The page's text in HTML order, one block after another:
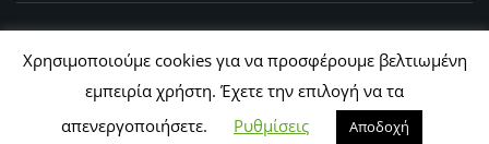
© 2011 - 2022, Ε.Λ.Φ.Ε.Ε. Ρόδου
Χρησιμοποιούμε cookies για να προσφέρουμε βελτιωμένη
εμπειρία χρήστη. Έχετε την επιλογή να τα
απενεργοποιήσετε.
Ρυθμίσεις Αποδοχή